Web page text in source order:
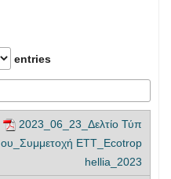
entries
2023_06_23_Δελτίο Τύπ
ου_Συμμετοχή ΕΤΤ_Ecotrop
hellia_2023